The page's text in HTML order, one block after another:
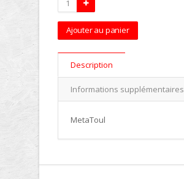
Ajouter au panier
Description
Informations supplémentaires
MetaToul